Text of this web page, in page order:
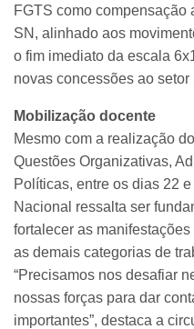
FGTS como compensação
SN, alinhado aos
o fim imediato da escala
novas concessões ao setor
Mobilização docente
Mesmo com a realização
Questões Organizativas,
Políticas, entre os dias 22
Nacional ressalta ser
fortalecer as
as demais categorias de
“Precisamos nos desafiar
nossas forças para dar
importantes”, destaca a